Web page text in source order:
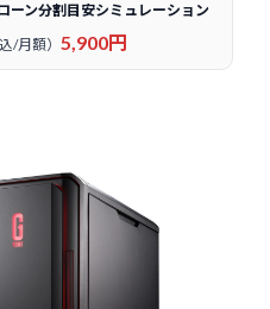
ーン分割目安シミュレーション
/月額） 5,900円